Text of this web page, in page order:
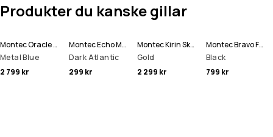
Produkter du kanske gillar
Montec Oracle Skidjacka Man
Metal Blue
2 799 kr
Montec Echo Mössa
Dark Atlantic
299 kr
Montec Kirin Skidbyxa Man
Gold
2 299 kr
Montec Bravo Fleecetröja Man
Black
799 kr